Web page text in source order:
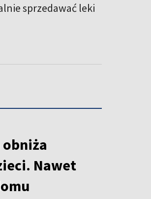
sprzedawać leki
Nawet